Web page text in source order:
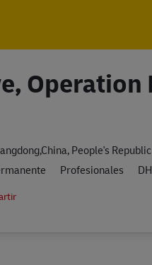
People's
Profesionales